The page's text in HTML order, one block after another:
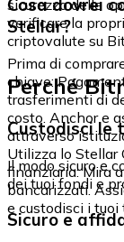
sicurezza delle
verificare la
criptovalute su
Cosa dovrei
Stellar?
Prima di
chiave:
trasferimenti di
costo. Anchor e
attraverso
Utilizza lo Stellar
finanziaria: Mira
bancarizzati.
e custodisci i tuoi
Perché
Custodisci le
Il modo sicuro e
dei tuoi fondi e
Sicuro e